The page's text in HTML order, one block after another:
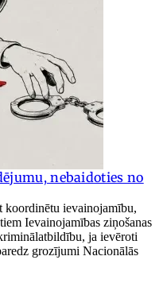
nebaidoties no
koordinētu ievainojamību,
Ievainojamības ziņošanas
ja ievēroti
grozījumi Nacionālās